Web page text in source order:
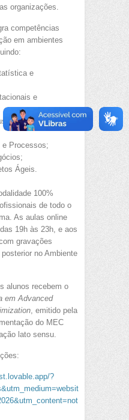
organizações.
competências
em ambientes
e
e
Intelligence;
e Processos;
Ágeis.
100%
de todo o
As aulas online
19h às 23h, e aos
gravações
no Ambiente
alunos recebem o
em Advanced
, emitido pela
do MEC
lato sensu.
?